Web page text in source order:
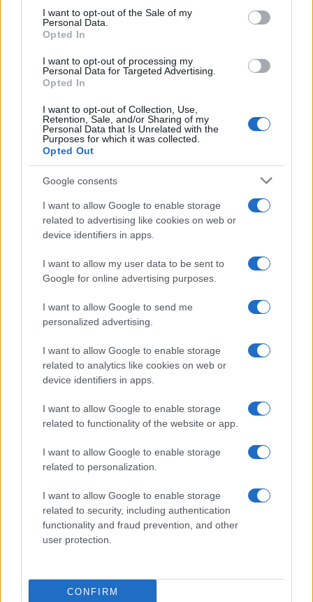
services and may gather and store information including but
not limited to your visit or usage behaviour. You may click to
grant or deny consent to Google and its third-party tags to
consent section.
I want to opt-out of the Sale of my
Personal Data.
Opted In
I want to opt-out of processing my
Personal Data for Targeted Advertising.
Opted In
I want to opt-out of Collection, Use,
Retention, Sale, and/or Sharing of my
Personal Data that Is Unrelated with the
Purposes for which it was collected.
Opted Out
Google consents
I want to allow Google to enable storage
related to advertising like cookies on web or
device identifiers in apps.
I want to allow my user data to be sent to
Google for online advertising purposes.
I want to allow Google to send me
personalized advertising.
I want to allow Google to enable storage
related to analytics like cookies on web or
device identifiers in apps.
I want to allow Google to enable storage
related to functionality of the website or app.
I want to allow Google to enable storage
related to personalization.
I want to allow Google to enable storage
related to security, including authentication
functionality and fraud prevention, and other
user protection.
CONFIRM
FRASI
Frasi celebri
Frasi da condividere
Poesie
FILM
Frasi dei film
Frasi film più lette
Incipit dei film
Film più cercati
Frasi sul cinema
SERVIZI
Mappa del sito
Cookie Policy
Frasi suddivise per tema
Indice degli autori
Aforismi .meglio.it è l'archivio web dedicato a frasi,
aforismi e citazioni più grande del web (137.890 frasi in
database) • ©2005-2025 • La riproduzione dei testi è
il sito ricava una commissione sugli acquisti idonei. •